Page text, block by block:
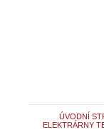
ÚVODNÍ
ELEKTRÁRNY